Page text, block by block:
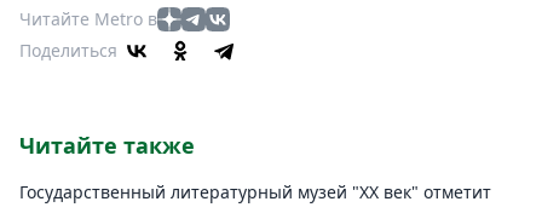
Читайте Metro в
Поделиться
Читайте также
Государственный литературный музей "ХХ век" отметит